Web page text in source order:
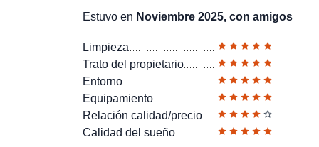
Estuvo en Noviembre 2025, con amigos
Limpieza
Trato del propietario
Entorno
Equipamiento
Relación calidad/precio
Calidad del sueño